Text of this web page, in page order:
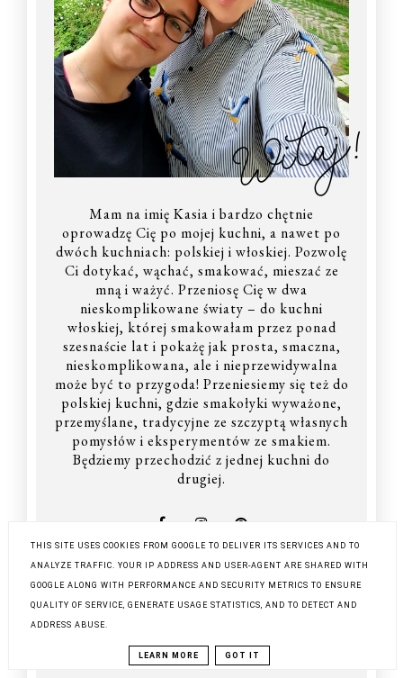
Witaj!
Mam na imię Kasia i bardzo chętnie
oprowadzę Cię po mojej kuchni, a nawet po
dwóch kuchniach: polskiej i włoskiej. Pozwolę
Ci dotykać, wąchać, smakować, mieszać ze
mną i ważyć. Przeniosę Cię w dwa
nieskomplikowane światy – do kuchni
włoskiej, której smakowałam przez ponad
szesnaście lat i pokażę jak prosta, smaczna,
nieskomplikowana, ale i nieprzewidywalna
może być to przygoda! Przeniesiemy się też do
polskiej kuchni, gdzie smakołyki wyważone,
przemyślane, tradycyjne ze szczyptą własnych
pomysłów i eksperymentów ze smakiem.
Będziemy przechodzić z jednej kuchni do
drugiej.
Obserwatorzy
THIS SITE USES COOKIES FROM GOOGLE TO DELIVER ITS SERVICES AND TO
ANALYZE TRAFFIC. YOUR IP ADDRESS AND USER-AGENT ARE SHARED WITH
GOOGLE ALONG WITH PERFORMANCE AND SECURITY METRICS TO ENSURE
QUALITY OF SERVICE, GENERATE USAGE STATISTICS, AND TO DETECT AND
ADDRESS ABUSE.
LEARN MORE GOT IT